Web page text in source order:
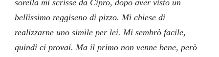
sorella mi scrisse da Cipro, dopo aver visto un
bellissimo reggiseno di pizzo. Mi chiese di
realizzarne uno simile per lei. Mi sembrò facile,
quindi ci provai. Ma il primo non venne bene, però